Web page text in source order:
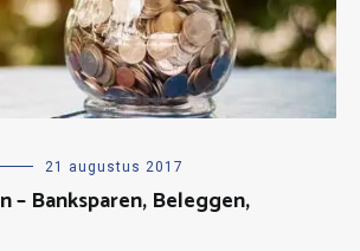
21 augustus 2017
– Banksparen, Beleggen,